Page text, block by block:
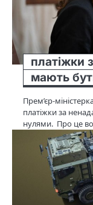
платіжки
мають
Прем’єр-
платіжки за
нулями. Про це